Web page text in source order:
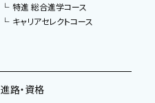
特進 総合進学コース
キャリアセレクトコース
進路・資格